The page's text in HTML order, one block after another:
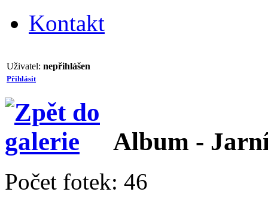
Kontakt
Uživatel: nepřihlášen
Přihlásit
Album -
Počet fotek: 46